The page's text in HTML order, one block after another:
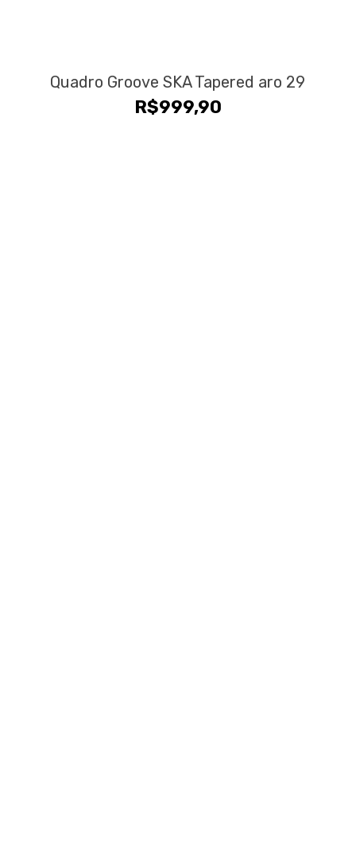
Quadro Groove SKA Tapered aro 29
R$999,90